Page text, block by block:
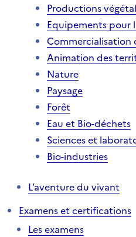
Productions
Equipements pour
Commercialisation
Animation des
Nature
Paysage
Forêt
Eau et Bio-déchets
Sciences et
Bio-industries
L’aventure du vivant
Examens et certifications
Les examens